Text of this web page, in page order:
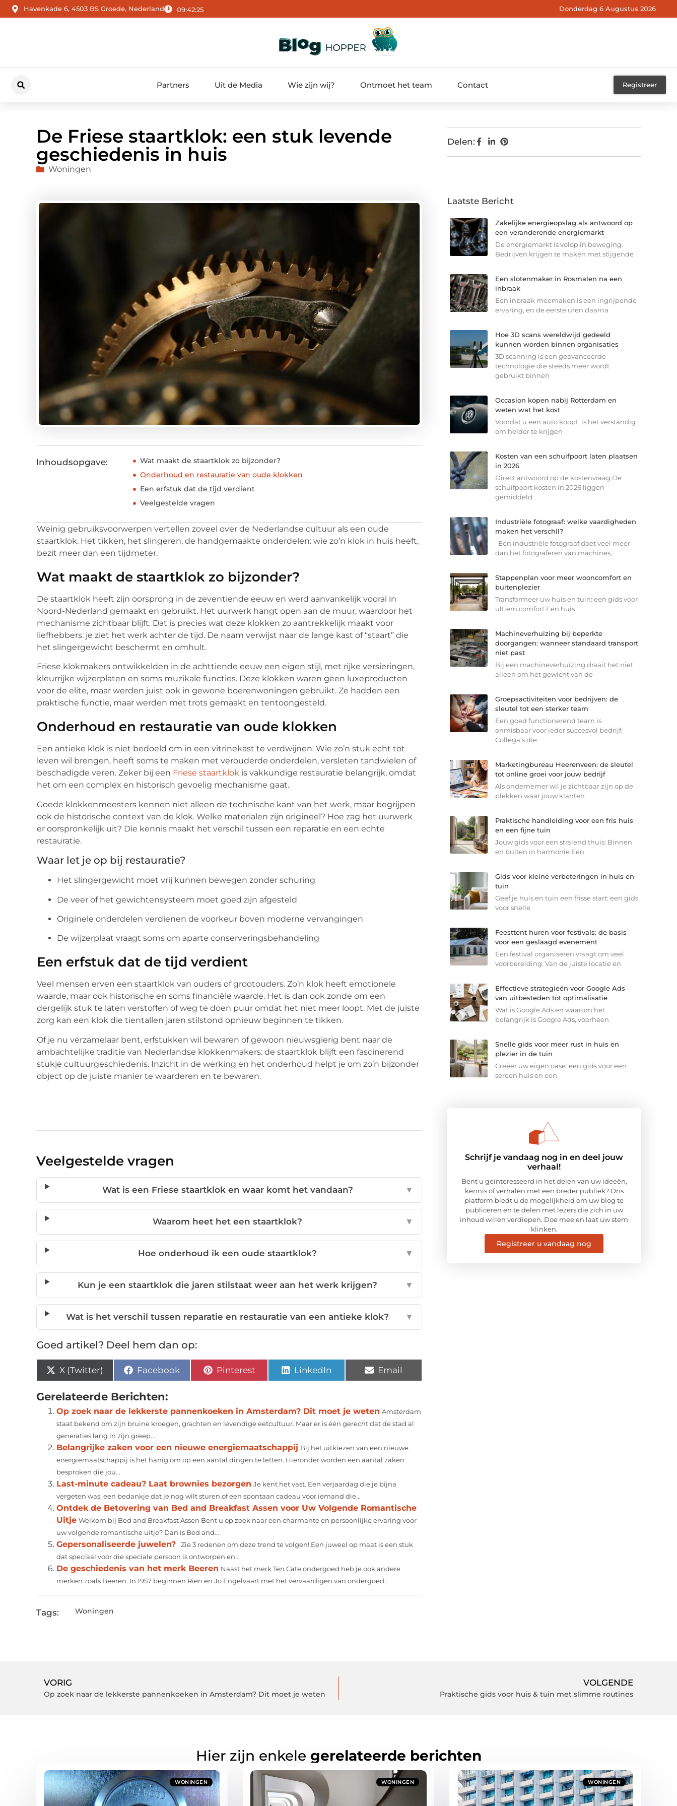
Havenkade 6, 4503 BS Groede, Nederland 09:42:26 Donderdag 6 Augustus 2026
Partners Uit de Media Wie zijn wij? Ontmoet het team Contact Registreer
De Friese staartklok: een stuk levende
geschiedenis in huis
Woningen
Inhoudsopgave:
Wat maakt de staartklok zo bijzonder?
Onderhoud en restauratie van oude klokken
Een erfstuk dat de tijd verdient
Veelgestelde vragen
Weinig gebruiksvoorwerpen vertellen zoveel over de Nederlandse cultuur als een oude
staartklok. Het tikken, het slingeren, de handgemaakte onderdelen: wie zo’n klok in huis heeft,
bezit meer dan een tijdmeter.
Wat maakt de staartklok zo bijzonder?
De staartklok heeft zijn oorsprong in de zeventiende eeuw en werd aanvankelijk vooral in
Noord-Nederland gemaakt en gebruikt. Het uurwerk hangt open aan de muur, waardoor het
mechanisme zichtbaar blijft. Dat is precies wat deze klokken zo aantrekkelijk maakt voor
liefhebbers: je ziet het werk achter de tijd. De naam verwijst naar de lange kast of “staart” die
het slingergewicht beschermt en omhult.
Friese klokmakers ontwikkelden in de achttiende eeuw een eigen stijl, met rijke versieringen,
kleurrijke wijzerplaten en soms muzikale functies. Deze klokken waren geen luxeproducten
voor de elite, maar werden juist ook in gewone boerenwoningen gebruikt. Ze hadden een
praktische functie, maar werden met trots gemaakt en tentoongesteld.
Onderhoud en restauratie van oude klokken
Een antieke klok is niet bedoeld om in een vitrinekast te verdwijnen. Wie zo’n stuk echt tot
leven wil brengen, heeft soms te maken met verouderde onderdelen, versleten tandwielen of
beschadigde veren. Zeker bij een Friese staartklok is vakkundige restauratie belangrijk, omdat
het om een complex en historisch gevoelig mechanisme gaat.
Goede klokkenmeesters kennen niet alleen de technische kant van het werk, maar begrijpen
ook de historische context van de klok. Welke materialen zijn origineel? Hoe zag het uurwerk
er oorspronkelijk uit? Die kennis maakt het verschil tussen een reparatie en een echte
restauratie.
Waar let je op bij restauratie?
Het slingergewicht moet vrij kunnen bewegen zonder schuring
De veer of het gewichtensysteem moet goed zijn afgesteld
Originele onderdelen verdienen de voorkeur boven moderne vervangingen
De wijzerplaat vraagt soms om aparte conserveringsbehandeling
Een erfstuk dat de tijd verdient
Veel mensen erven een staartklok van ouders of grootouders. Zo’n klok heeft emotionele
waarde, maar ook historische en soms financiële waarde. Het is dan ook zonde om een
dergelijk stuk te laten verstoffen of weg te doen puur omdat het niet meer loopt. Met de juiste
zorg kan een klok die tientallen jaren stilstond opnieuw beginnen te tikken.
Of je nu verzamelaar bent, erfstukken wil bewaren of gewoon nieuwsgierig bent naar de
ambachtelijke traditie van Nederlandse klokkenmakers: de staartklok blijft een fascinerend
stukje cultuurgeschiedenis. Inzicht in de werking en het onderhoud helpt je om zo’n bijzonder
object op de juiste manier te waarderen en te bewaren.
Veelgestelde vragen
Wat is een Friese staartklok en waar komt het vandaan? ▼
Waarom heet het een staartklok? ▼
Hoe onderhoud ik een oude staartklok? ▼
Kun je een staartklok die jaren stilstaat weer aan het werk krijgen? ▼
Wat is het verschil tussen reparatie en restauratie van een antieke klok? ▼
Goed artikel? Deel hem dan op:
X (Twitter) Facebook Pinterest LinkedIn Email
Gerelateerde Berichten:
Op zoek naar de lekkerste pannenkoeken in Amsterdam? Dit moet je weten Amsterdam
staat bekend om zijn bruine kroegen, grachten en levendige eetcultuur. Maar er is één gerecht dat de stad al
generaties lang in zijn greep...
Belangrijke zaken voor een nieuwe energiemaatschappij Bij het uitkiezen van een nieuwe
energiemaatschappij is het hanig om op een aantal dingen te letten. Hieronder worden een aantal zaken
besproken die jou...
Last-minute cadeau? Laat brownies bezorgen Je kent het vast. Een verjaardag die je bijna
vergeten was, een bedankje dat je nog wilt sturen of een spontaan cadeau voor iemand die...
Ontdek de Betovering van Bed and Breakfast Assen voor Uw Volgende Romantische
Uitje Welkom bij Bed and Breakfast Assen Bent u op zoek naar een charmante en persoonlijke ervaring voor
uw volgende romantische uitje? Dan is Bed and...
Gepersonaliseerde juwelen?
Zie 3 redenen om deze trend te volgen! Een juweel op maat is een stuk
dat speciaal voor die speciale persoon is ontworpen en...
De geschiedenis van het merk Beeren Naast het merk Ten Cate ondergoed heb je ook andere
merken zoals Beeren. In 1957 beginnen Rien en Jo Engelvaart met het vervaardigen van ondergoed...
Tags: Woningen
Delen:
Laatste Bericht
Zakelijke energieopslag als antwoord op
een veranderende energiemarkt
De energiemarkt is volop in beweging.
Bedrijven krijgen te maken met stijgende
Een slotenmaker in Rosmalen na een
inbraak
Een inbraak meemaken is een ingrijpende
ervaring, en de eerste uren daarna
Hoe 3D scans wereldwijd gedeeld
kunnen worden binnen organisaties
3D scanning is een geavanceerde
technologie die steeds meer wordt
gebruikt binnen
Occasion kopen nabij Rotterdam en
weten wat het kost
Voordat u een auto koopt, is het verstandig
om helder te krijgen
Kosten van een schuifpoort laten plaatsen
in 2026
Direct antwoord op de kostenvraag De
schuifpoort kosten in 2026 liggen
gemiddeld
Industriële fotograaf: welke vaardigheden
maken het verschil?
Een industriële fotograaf doet veel meer
dan het fotograferen van machines,
Stappenplan voor meer wooncomfort en
buitenplezier
Transformeer uw huis en tuin: een gids voor
ultiem comfort Een huis
Machineverhuizing bij beperkte
doorgangen: wanneer standaard transport
niet past
Bij een machineverhuizing draait het niet
alleen om het gewicht van de
Groepsactiviteiten voor bedrijven: de
sleutel tot een sterker team
Een goed functionerend team is
onmisbaar voor ieder succesvol bedrijf.
Collega’s die
Marketingbureau Heerenveen: de sleutel
tot online groei voor jouw bedrijf
Als ondernemer wil je zichtbaar zijn op de
plekken waar jouw klanten
Praktische handleiding voor een fris huis
en een fijne tuin
Jouw gids voor een stralend thuis: Binnen
en buiten in harmonie Een
Gids voor kleine verbeteringen in huis en
tuin
Geef je huis en tuin een frisse start: een gids
voor snelle
Feesttent huren voor festivals: de basis
voor een geslaagd evenement
Een festival organiseren vraagt om veel
voorbereiding. Van de juiste locatie en
Effectieve strategieën voor Google Ads
van uitbesteden tot optimalisatie
Wat is Google Ads en waarom het
belangrijk is Google Ads, voorheen
Snelle gids voor meer rust in huis en
plezier in de tuin
Creëer uw eigen oase: een gids voor een
sereen huis en een
Schrijf je vandaag nog in en deel jouw
verhaal!
Bent u geïnteresseerd in het delen van uw ideeën,
kennis of verhalen met een breder publiek? Ons
platform biedt u de mogelijkheid om uw blog te
publiceren en te delen met lezers die zich in uw
inhoud willen verdiepen. Doe mee en laat uw stem
klinken.
Registreer u vandaag nog
VORIG
Op zoek naar de lekkerste pannenkoeken in Amsterdam? Dit moet je weten
VOLGENDE
Praktische gids voor huis & tuin met slimme routines
Hier zijn enkele gerelateerde berichten
WONINGEN WONINGEN WONINGEN